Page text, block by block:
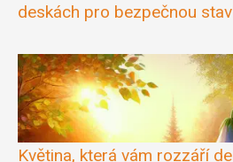
deskách pro bezpečnou
Květina, která vám rozzáří